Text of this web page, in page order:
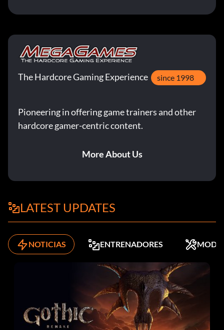
The Hardcore Gaming Experience since 1998
Pioneering in offering game trainers and other
hardcore gamer-centric content.
More About Us
LATEST UPDATES
NOTICIAS ENTRENADORES MODS